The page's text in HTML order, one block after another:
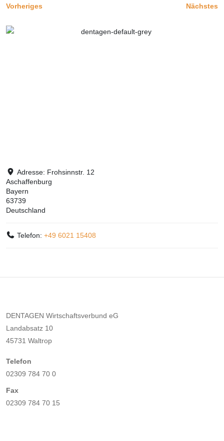
Vorheriges Nächstes
Adresse: Frohsinnstr. 12
Aschaffenburg
Bayern
63739
Deutschland
Telefon:+49 6021 15408
DENTAGEN Wirtschaftsverbund eG
Landabsatz 10
45731 Waltrop
Telefon
02309 784 70 0
Fax
02309 784 70 15